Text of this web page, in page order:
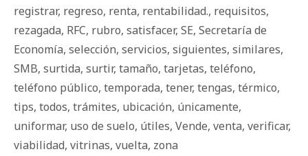
registrar, regreso, renta, rentabilidad., requisitos,
rezagada, RFC, rubro, satisfacer, SE, Secretaría de
Economía, selección, servicios, siguientes, similares,
SMB, surtida, surtir, tamaño, tarjetas, teléfono,
teléfono público, temporada, tener, tengas, térmico,
tips, todos, trámites, ubicación, únicamente,
uniformar, uso de suelo, útiles, Vende, venta, verificar,
viabilidad, vitrinas, vuelta, zona